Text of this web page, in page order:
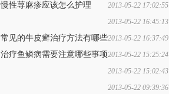
日常辅助白癜风治疗的方法有哪些2013-05-22 17:02:55
慢性荨麻疹应该怎么护理
2013-05-22 16:45:13
引发皮肤过敏出现的因素有什么2013-05-22 16:37:49
常见的牛皮癣治疗方法有哪些
2013-05-22 15:25:24
治疗鱼鳞病需要注意哪些事项
2013-05-22 15:02:43
雀斑患者的饮食需要注意什么呢2013-05-22 09:39:36